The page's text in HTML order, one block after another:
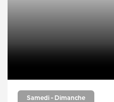
Samedi - Dimanche